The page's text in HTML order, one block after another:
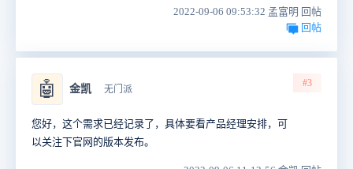
2022-09-06 09:53:32 孟富明 回帖
回帖
🤖 金凯 无门派
#3
您好，这个需求已经记录了，具体要看产品经理安排，可
以关注下官网的版本发布。